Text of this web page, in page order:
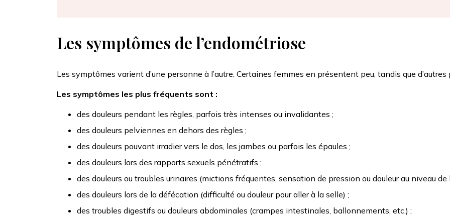
Les symptômes de l’endométriose
Les symptômes varient d’une personne à l’autre. Certaines femmes en présentent peu, tandis que
Les symptômes les plus fréquents sont :
des douleurs pendant les règles, parfois très intenses ou invalidantes ;
des douleurs pelviennes en dehors des règles ;
des douleurs pouvant irradier vers le dos, les jambes ou parfois les épaules ;
des douleurs lors des rapports sexuels pénétratifs ;
des douleurs ou troubles urinaires (mictions fréquentes, sensation de pression ou douleur au niveau de
des douleurs lors de la défécation (difficulté ou douleur pour aller à la selle) ;
des troubles digestifs ou douleurs abdominales (crampes intestinales, ballonnements, etc.) ;